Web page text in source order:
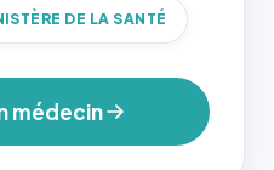
DE LA SANTÉ
médecin